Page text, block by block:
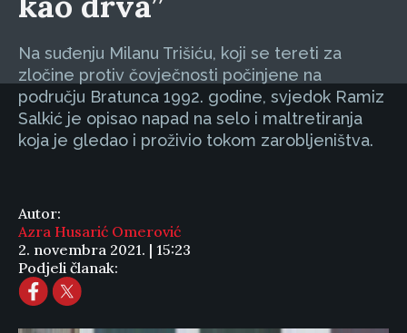
Na suđenju Milanu Trišiću, koji se tereti za
zločine protiv čovječnosti počinjene na
području Bratunca 1992. godine, svjedok Ramiz
Salkić je opisao napad na selo i maltretiranja
koja je gledao i proživio tokom zarobljeništva.
Autor:
Azra Husarić Omerović
2. novembra 2021. | 15:23
Podjeli članak: